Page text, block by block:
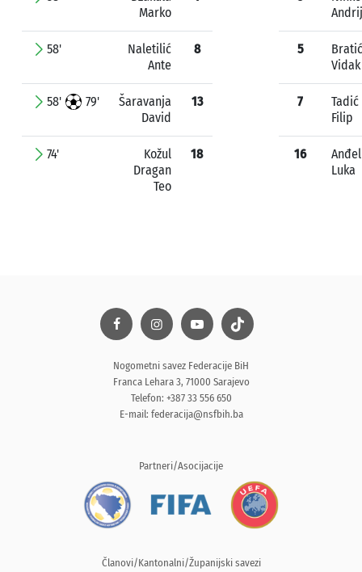
Marko
58'
Naletilić
Ante
8
58' 79'
Šaravanja
David
13
74'
Kožul
Dragan
Teo
18
5
Bratić
Vidak
7
Tadić
Filip
16
Luka
Nogometni savez Federacije BiH
Franca Lehara 3, 71000 Sarajevo
Telefon: +387 33 556 650
E-mail: federacija@nsfbih.ba
Partneri/Asocijacije
Članovi/Kantonalni/Županijski savezi